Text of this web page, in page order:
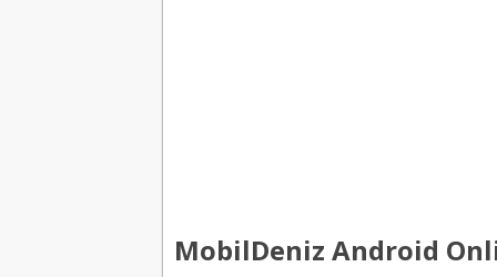
MobilDeniz Android